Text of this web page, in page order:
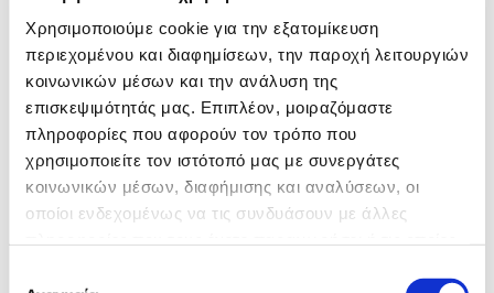
Χρησιμοποιούμε cookie για την εξατομίκευση
περιεχομένου και διαφημίσεων, την παροχή λειτουργιών
κοινωνικών μέσων και την ανάλυση της
επισκεψιμότητάς μας. Επιπλέον, μοιραζόμαστε
πληροφορίες που αφορούν τον τρόπο που
χρησιμοποιείτε τον ιστότοπό μας με συνεργάτες
κοινωνικών μέσων, διαφήμισης και αναλύσεων, οι
οποίοι ενδεχομένως να τις συνδυάσουν με άλλες
ΕΓΚΕΚΡΙΜΕΝΑ ΑΠΟ ΤΗΝ Ε.Ε.
σήματα πιστοποιημένης ποιότητας που είναι τυποποιημένα
και ελέγχονται και εγκρίνονται από τις αρμόδιες αρχές της
ΕΕ – “M+S”και τo σύμβολο 3PMSF (“Χιονονιφάδα σε βουνό
με 3 κορυφές”) – πληρώντας τα πρότυπα απόδοσης σε